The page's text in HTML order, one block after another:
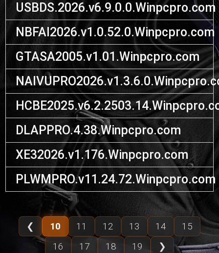
USBDS.2026.v6.9.0.0.Winpcpro.com
NBFAI2026.v1.0.52.0.Winpcpro.com
GTASA2005.v1.01.Winpcpro.com
DLAPPRO.4.38.Winpcpro.com
XE32026.v1.176.Winpcpro.com
PLWMPRO.v11.24.72.Winpcpro.com
❮ 10 11 12 13 14
15
16
17 18 19 ❯